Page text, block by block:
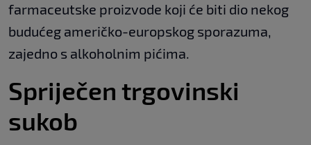
farmaceutske proizvode koji će biti dio nekog
budućeg američko-europskog sporazuma,
zajedno s alkoholnim pićima.
Spriječen trgovinski
sukob